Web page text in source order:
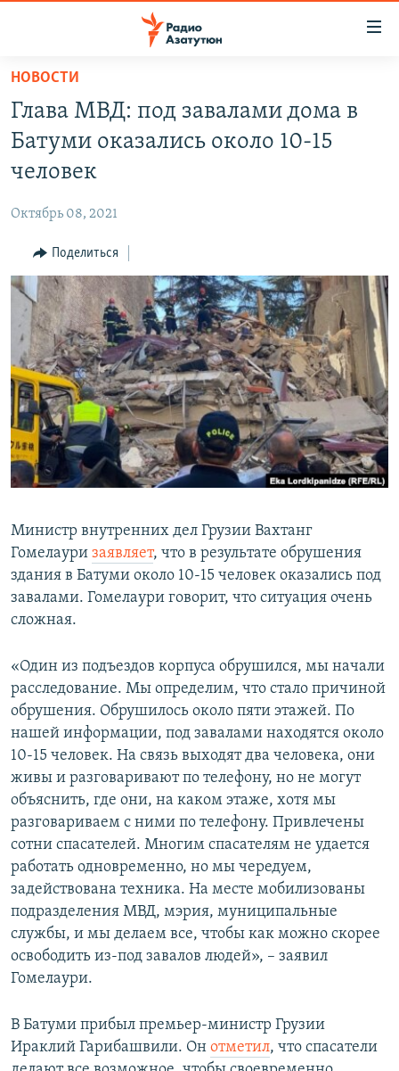
Перейти
основному
содержанию
Перейти
основной
навигации
Перейти
поиску
ПОЛИТИКА
ЭКОНОМИКА
РЕГИОН
НАГОРНЫЙ КАРАБАХ
КУЛЬТУРА
СПОРТ
АРХИВ
Հայերեն
English
Все сайты Радио Азатутюн
НОВОСТИ
Глава МВД: под завалами дома в
Батуми оказались около 10-15
человек
Октябрь 08, 2021
Поделиться
Министр внутренних дел Грузии Вахтанг
Гомелаури заявляет, что в результате обрушения
здания в Батуми около 10-15 человек оказались под
завалами. Гомелаури говорит, что ситуация очень
сложная.
«Один из подъездов корпуса обрушился, мы начали
расследование. Мы определим, что стало причиной
обрушения. Обрушилось около пяти этажей. По
нашей информации, под завалами находятся около
10-15 человек. На связь выходят два человека, они
живы и разговаривают по телефону, но не могут
объяснить, где они, на каком этаже, хотя мы
разговариваем с ними по телефону. Привлечены
сотни спасателей. Многим спасателям не удается
работать одновременно, но мы чередуем,
задействована техника. На месте мобилизованы
подразделения МВД, мэрия, муниципальные
службы, и мы делаем все, чтобы как можно скорее
освободить из-под завалов людей», – заявил
Гомелаури.
В Батуми прибыл премьер-министр Грузии
Ираклий Гарибашвили. Он отметил, что спасатели